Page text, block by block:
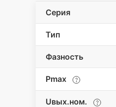
Серия
Тип
Фазность
Pmax
Uвых.ном.